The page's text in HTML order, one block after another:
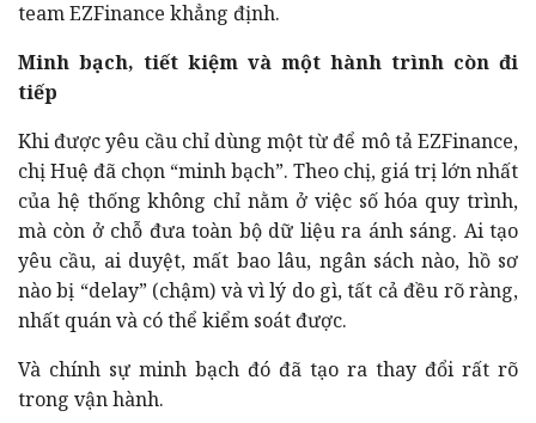
team EZFinance khẳng định.
Minh bạch, tiết kiệm và một hành trình còn đi
tiếp
Khi được yêu cầu chỉ dùng một từ để mô tả EZFinance,
chị Huệ đã chọn “minh bạch”. Theo chị, giá trị lớn nhất
của hệ thống không chỉ nằm ở việc số hóa quy trình,
mà còn ở chỗ đưa toàn bộ dữ liệu ra ánh sáng. Ai tạo
yêu cầu, ai duyệt, mất bao lâu, ngân sách nào, hồ sơ
nào bị “delay” (chậm) và vì lý do gì, tất cả đều rõ ràng,
nhất quán và có thể kiểm soát được.
Và chính sự minh bạch đó đã tạo ra thay đổi rất rõ
trong vận hành.